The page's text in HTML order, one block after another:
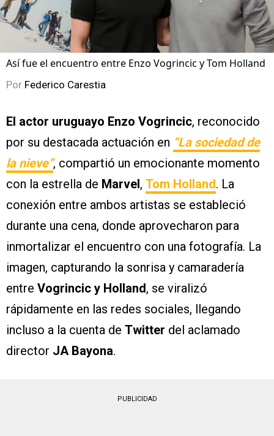
Así fue el encuentro entre Enzo Vogrincic y Tom Holland
Por Federico Carestia
El actor uruguayo Enzo Vogrincic, reconocido
por su destacada actuación en “La sociedad de
la nieve”, compartió un emocionante momento
con la estrella de Marvel , Tom Holland. La
conexión entre ambos artistas se estableció
durante una cena, donde aprovecharon para
inmortalizar el encuentro con una fotografía. La
imagen, capturando la sonrisa y camaradería
entre Vogrincic y Holland, se viralizó
rápidamente en las redes sociales, llegando
incluso a la cuenta de Twitter del aclamado
director JA Bayona.
PUBLICIDAD